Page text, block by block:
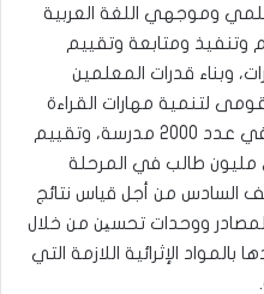
معلمي وموجهي اللغة العربية
وتنفيذ ومتابعة وتقييم
وبناء قدرات المعلمين
لتنمية مهارات القراءة
والكتابة، فضلًا عن تنفيذ البرنامج في عدد 2000 مدرسة، وتقييم
طالب في المرحلة
السادس من أجل قياس نتائج
ووحدات تحسین من خلال
بالمواد الإثرائية اللازمة التي